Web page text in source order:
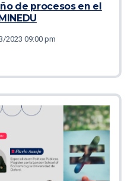
de procesos en el
2023 09:00 pm